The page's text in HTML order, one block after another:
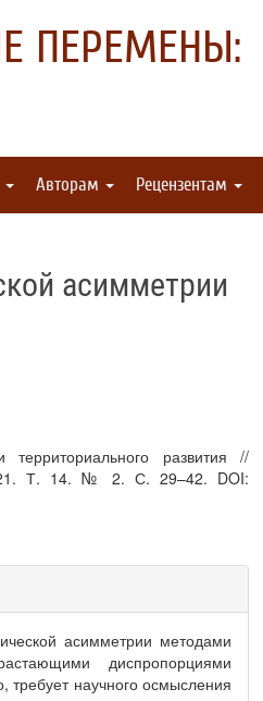
ПЕРЕМЕНЫ:
Авторам Рецензентам
асимметрии
развития //
Т. 14. № 2. С. 29–42. DOI:
асимметрии методами
диспропорциями
требует научного осмысления